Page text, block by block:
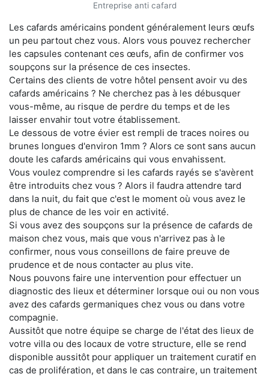
Entreprise anti cafard
Les cafards américains pondent généralement leurs œufs
un peu partout chez vous. Alors vous pouvez rechercher
les capsules contenant ces œufs, afin de confirmer vos
soupçons sur la présence de ces insectes.
Certains des clients de votre hôtel pensent avoir vu des
cafards américains ? Ne cherchez pas à les débusquer
vous-même, au risque de perdre du temps et de les
laisser envahir tout votre établissement.
Le dessous de votre évier est rempli de traces noires ou
brunes longues d'environ 1mm ? Alors ce sont sans aucun
doute les cafards américains qui vous envahissent.
Vous voulez comprendre si les cafards rayés se s'avèrent
être introduits chez vous ? Alors il faudra attendre tard
dans la nuit, du fait que c'est le moment où vous avez le
plus de chance de les voir en activité.
Si vous avez des soupçons sur la présence de cafards de
maison chez vous, mais que vous n'arrivez pas à le
confirmer, nous vous conseillons de faire preuve de
prudence et de nous contacter au plus vite.
Nous pouvons faire une intervention pour effectuer un
diagnostic des lieux et déterminer lorsque oui ou non vous
avez des cafards germaniques chez vous ou dans votre
compagnie.
Aussitôt que notre équipe se charge de l'état des lieux de
votre villa ou des locaux de votre structure, elle se rend
disponible aussitôt pour appliquer un traitement curatif en
cas de prolifération, et dans le cas contraire, un traitement